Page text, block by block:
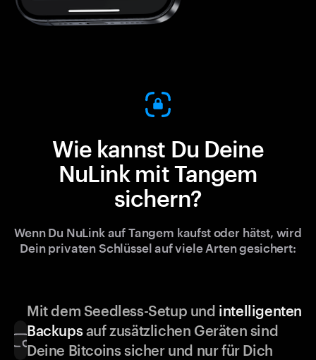
Wie kannst Du Deine
NuLink mit Tangem
sichern?
Wenn Du NuLink auf Tangem kaufst oder hätst, wird
Dein privaten Schlüssel auf viele Arten gesichert:
Mit dem Seedless-Setup und intelligenten
Backupsauf zusätzlichen Geräten sind
Deine Bitcoins sicher und nur für Dich